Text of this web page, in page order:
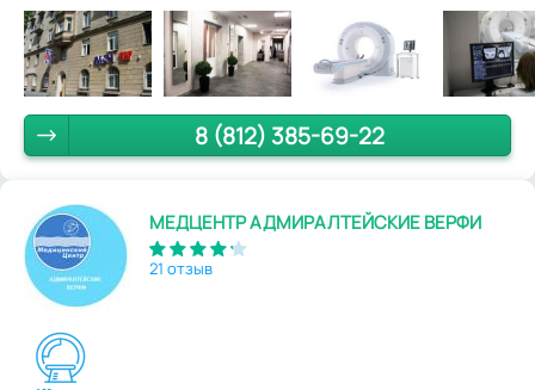
8 (812) 385-69-22
МЕДЦЕНТР АДМИРАЛТЕЙСКИЕ ВЕРФИ
21 отзыв